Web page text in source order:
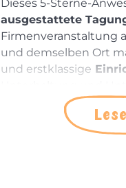
Dieses 5-Sterne-
ausgestattete
Firmenveranstaltung
und demselben Ort
und erstklassige
Für Informationen
und geben Sie Ihre